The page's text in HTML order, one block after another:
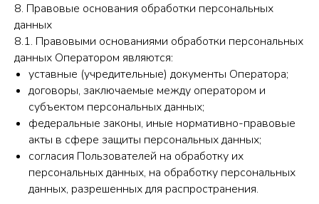
8. Правовые основания обработки персональных
данных
8.1. Правовыми основаниями обработки персональных
данных Оператором являются:
уставные (учредительные) документы Оператора;
договоры, заключаемые между оператором и
субъектом персональных данных;
федеральные законы, иные нормативно-правовые
акты в сфере защиты персональных данных;
согласия Пользователей на обработку их
персональных данных, на обработку персональных
данных, разрешенных для распространения.